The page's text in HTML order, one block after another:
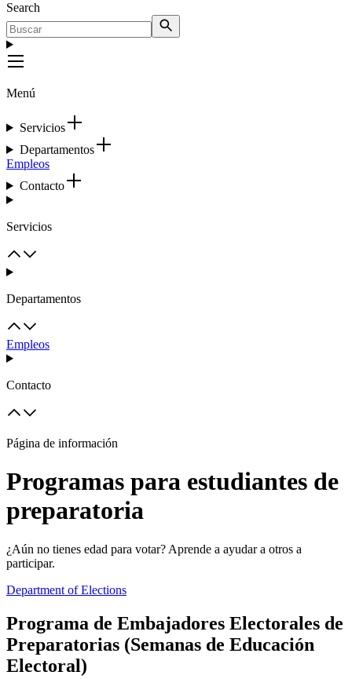
Search
Menú
Servicios
Departamentos
Empleos
Contacto
Servicios
Departamentos
Empleos
Contacto
Página de información
Programas para estudiantes de
preparatoria
¿Aún no tienes edad para votar? Aprende a ayudar a otros a
participar.
Department of Elections
Programa de Embajadores Electorales de
Preparatorias (Semanas de Educación
Electoral)